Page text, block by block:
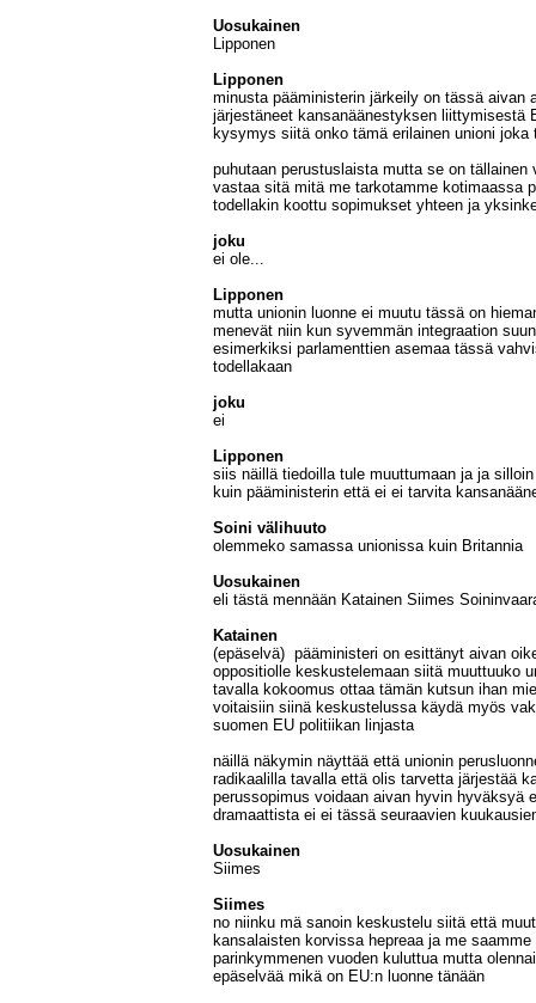
Uosukainen
Lipponen
Lipponen
minusta pääministerin järkeily on tässä aivan
järjestäneet kansanäänestyksen liittymisestä
kysymys siitä onko tämä erilainen unioni
puhutaan perustuslaista mutta se on
vastaa sitä mitä me tarkotamme kotimaassa
todellakin koottu sopimukset yhteen ja
joku
ei ole...
Lipponen
mutta unionin luonne ei muutu tässä on
menevät niin kun syvemmän integraation
esimerkiksi parlamenttien asemaa tässä
todellakaan
joku
ei
Lipponen
siis näillä tiedoilla tule muuttumaan ja ja
kuin pääministerin että ei ei tarvita
Soini välihuuto
olemmeko samassa unionissa kuin Britannia
Uosukainen
eli tästä mennään Katainen Siimes
Katainen
(epäselvä) pääministeri on esittänyt aivan
oppositiolle keskustelemaan siitä muuttuuko
tavalla kokoomus ottaa tämän kutsun ihan
voitaisiin siinä keskustelussa käydä myös
suomen EU politiikan linjasta
näillä näkymin näyttää että unionin
radikaalilla tavalla että olis tarvetta järjestää
perussopimus voidaan aivan hyvin hyväksyä
dramaattista ei ei tässä seuraavien
Uosukainen
Siimes
Siimes
no niinku mä sanoin keskustelu siitä että
kansalaisten korvissa hepreaa ja me
parinkymmenen vuoden kuluttua mutta
epäselvää mikä on EU:n luonne tänään